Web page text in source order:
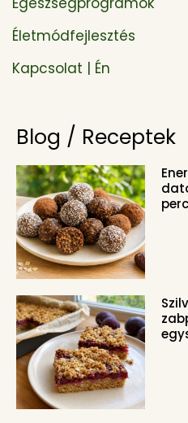
Életmódfejlesztés
Kapcsolat | Én
Blog / Receptek